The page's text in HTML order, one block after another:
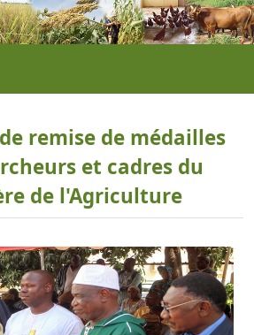
remise de médailles
et cadres du
de l'Agriculture